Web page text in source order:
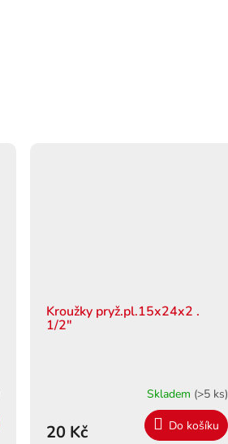
Kroužky pryž.pl.15x24x2 .
1/2"
Skladem (>5 ks)
20 Kč Do košíku